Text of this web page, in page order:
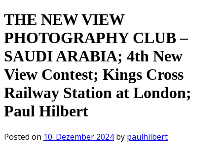
THE NEW VIEW
PHOTOGRAPHY CLUB –
SAUDI ARABIA; 4th New
View Contest; Kings Cross
Railway Station at London;
Paul Hilbert
Posted on 10. Dezember 2024by paulhilbert